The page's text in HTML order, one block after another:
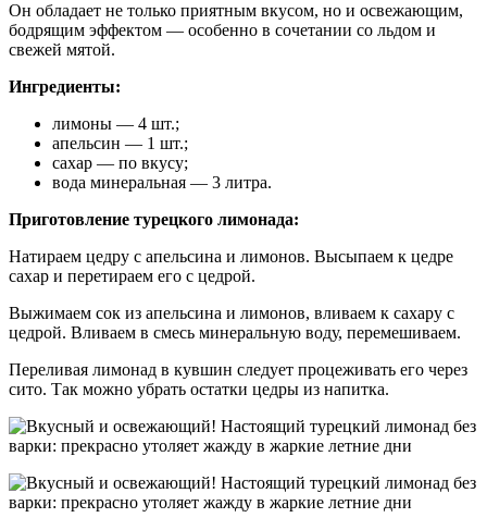
Он обладает не только приятным вкусом, но и освежающим,
бодрящим эффектом — особенно в сочетании со льдом и
свежей мятой.
Ингредиенты:
лимоны — 4 шт.;
апельсин — 1 шт.;
сахар — по вкусу;
вода минеральная — 3 литра.
Приготовление турецкого лимонада:
Натираем цедру с апельсина и лимонов. Высыпаем к цедре
сахар и перетираем его с цедрой.
Выжимаем сок из апельсина и лимонов, вливаем к сахару с
цедрой. Вливаем в смесь минеральную воду, перемешиваем.
Переливая лимонад в кувшин следует процеживать его через
сито. Так можно убрать остатки цедры из напитка.